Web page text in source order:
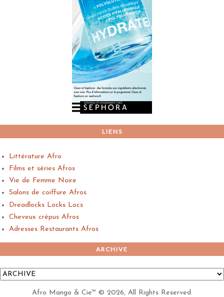
LIENS
Littérature Afro
Films et séries Afros
Vie de Femme Noire
Salons de coiffure Afros
Dreadlocks Locks Locs
Cheveux crépus Afros
Adresses Restaurants Afros
ARCHIVE
Afro Mango & Cie™ © 2026, All Rights Reserved.